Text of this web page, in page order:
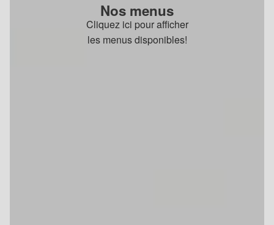
Nos menus
Cliquez ici pour afficher
les menus disponibles!